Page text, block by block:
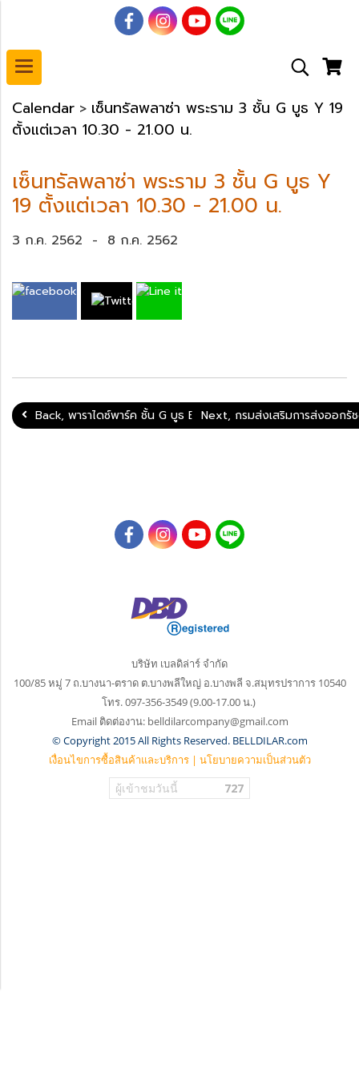
Calendar > เซ็นทรัลพลาซ่า พระราม 3 ชั้น G บูธ Y 19
ตั้งแต่เวลา 10.30 - 21.00 น.
เซ็นทรัลพลาซ่า พระราม 3 ชั้น G บูธ Y
19 ตั้งแต่เวลา 10.30 - 21.00 น.
3 ก.ค. 2562 - 8 ก.ค. 2562
Back, พาราไดซ์พาร์ค ชั้น G บูธ B7 บริเวณด้านหน้าสเวเซ่น
Next, กรมส่งเสริมการส่งออกรั
บริษัท เบลดิล่าร์ จำกัด
100/85 หมู่ 7 ถ.บางนา-ตราด ต.บางพลีใหญ่ อ.บางพลี จ.สมุทรปราการ 10540
โทร. 097-356-3549 (9.00-17.00 น.)
Email ติดต่องาน: belldilarcompany@gmail.com
© Copyright 2015 All Rights Reserved. BELLDILAR.com
เงื่อนไขการซื้อสินค้าและบริการ| นโยบายความเป็นส่วนตัว
ผู้เข้าชมวันนี้ 727